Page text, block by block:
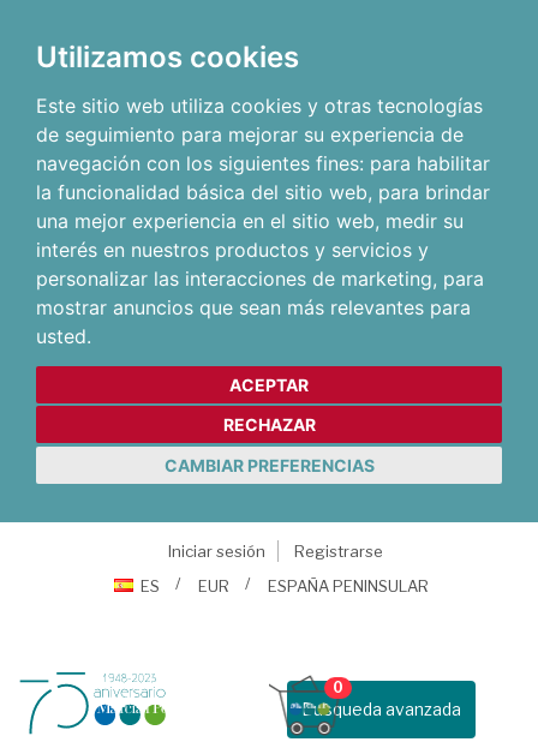
Utilizamos cookies
Este sitio web utiliza cookies y otras tecnologías
de seguimiento para mejorar su experiencia de
navegación con los siguientes fines: para habilitar
la funcionalidad básica del sitio web, para brindar
una mejor experiencia en el sitio web, medir su
interés en nuestros productos y servicios y
personalizar las interacciones de marketing, para
mostrar anuncios que sean más relevantes para
usted.
ACEPTAR
RECHAZAR
CAMBIAR PREFERENCIAS
Iniciar sesión
Registrarse
ES
EUR ESPAÑA PENINSULAR
Busqueda avanzada
0